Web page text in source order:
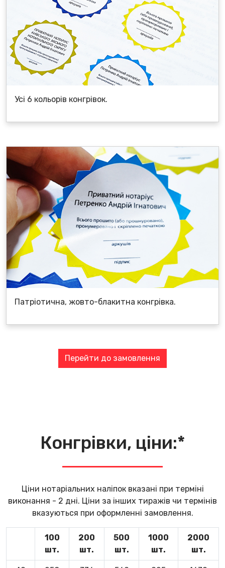
Усі 6 кольорів конгрівок.
Патріотична, жовто-блакитна конгрівка.
Перейти до замовлення
Конгрівки, ціни:*
Ціни нотаріальних наліпок вказані при терміні
виконання - 2 дні. Ціни за інших тиражів чи термінів
вказуються при оформленні замовлення.
100
шт.
200
шт.
500
шт.
1000
шт.
2000
шт.